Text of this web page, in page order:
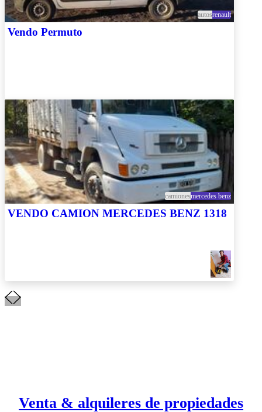
autosrenault
Vendo Permuto
camionesmercedes benz
VENDO CAMION MERCEDES BENZ 1318
Venta & alquileres de propiedades